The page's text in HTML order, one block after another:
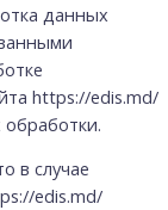
данных
https://edis.md/
в случае
edis.md/